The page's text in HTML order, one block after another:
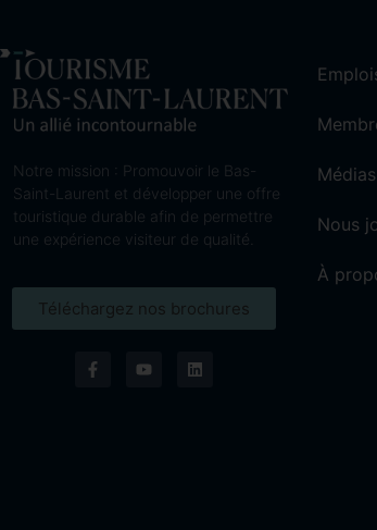
Notre mission : Promouvoir le Bas-
Saint-Laurent et développer une offre
touristique durable afin de permettre
une expérience visiteur de qualité.
Téléchargez nos brochures
Médias
Nous
À